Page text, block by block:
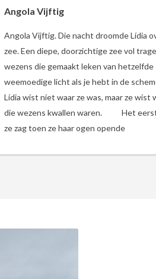
Angola Vijftig
Angola Vijftig. Die nacht droomde Lídia
zee. Een diepe, doorzichtige zee vol trage
wezens die gemaakt leken van hetzelfde
weemoedige licht als je hebt in de
Lídia wist niet waar ze was, maar ze wist
die wezens kwallen waren. Het
ze zag toen ze haar ogen opende